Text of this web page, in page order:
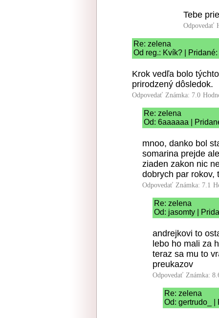
Tebe
Odpovedať
Re: zelena
Od reg.: Kvík? |
Krok vedľa bolo
prirodzený dôsledok.
Odpovedať Známka: 7.0
Re: zelena
Od: 6aaaaaa |
mnoo, danko bol
somarina prejde
ziaden zakon nic
dobrych par rokov,
Odpovedať Známka: 7.1
Re: zelena
Od: jasomty |
andrejkovi to
lebo ho mali za
teraz sa mu to
preukazov
Odpovedať Známka:
Re: zelena
Od: gertrudo_ |